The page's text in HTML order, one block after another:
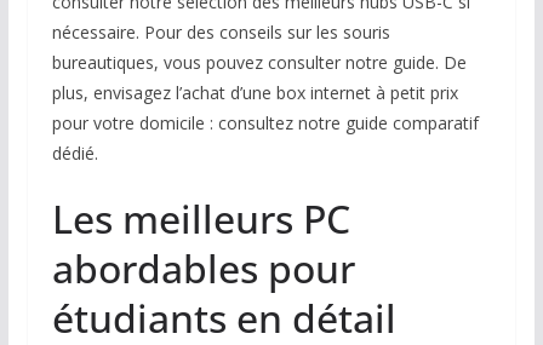
nécessaire. Pour des conseils sur les souris
bureautiques, vous pouvez consulter notre guide. De
plus, envisagez l’achat d’une box internet à petit prix
pour votre domicile : consultez notre guide comparatif
dédié.
Les meilleurs PC
abordables pour
étudiants en détail